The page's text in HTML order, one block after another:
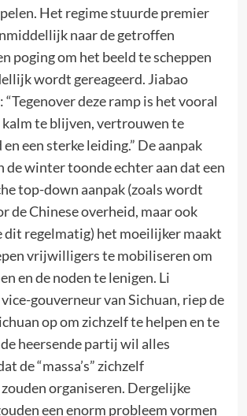
Het regime stuurde premier
naar de getroffen
poging om het beeld te scheppen
wordt gereageerd. Jiabao
deze ramp is het vooral
te blijven, vertrouwen te
een sterke leiding.” De aanpak
de winter toonde echter aan dat een
top-down aanpak (zoals wordt
de Chinese overheid, maar ook
dit regelmatig) het moeilijker maakt
vrijwilligers te mobiliseren om
en de noden te lenigen. Li
gouverneur van Sichuan, riep de
op om zichzelf te helpen en te
heersende partij wil alles
de “massa’s” zichzelf
organiseren. Dergelijke
een enorm probleem vormen